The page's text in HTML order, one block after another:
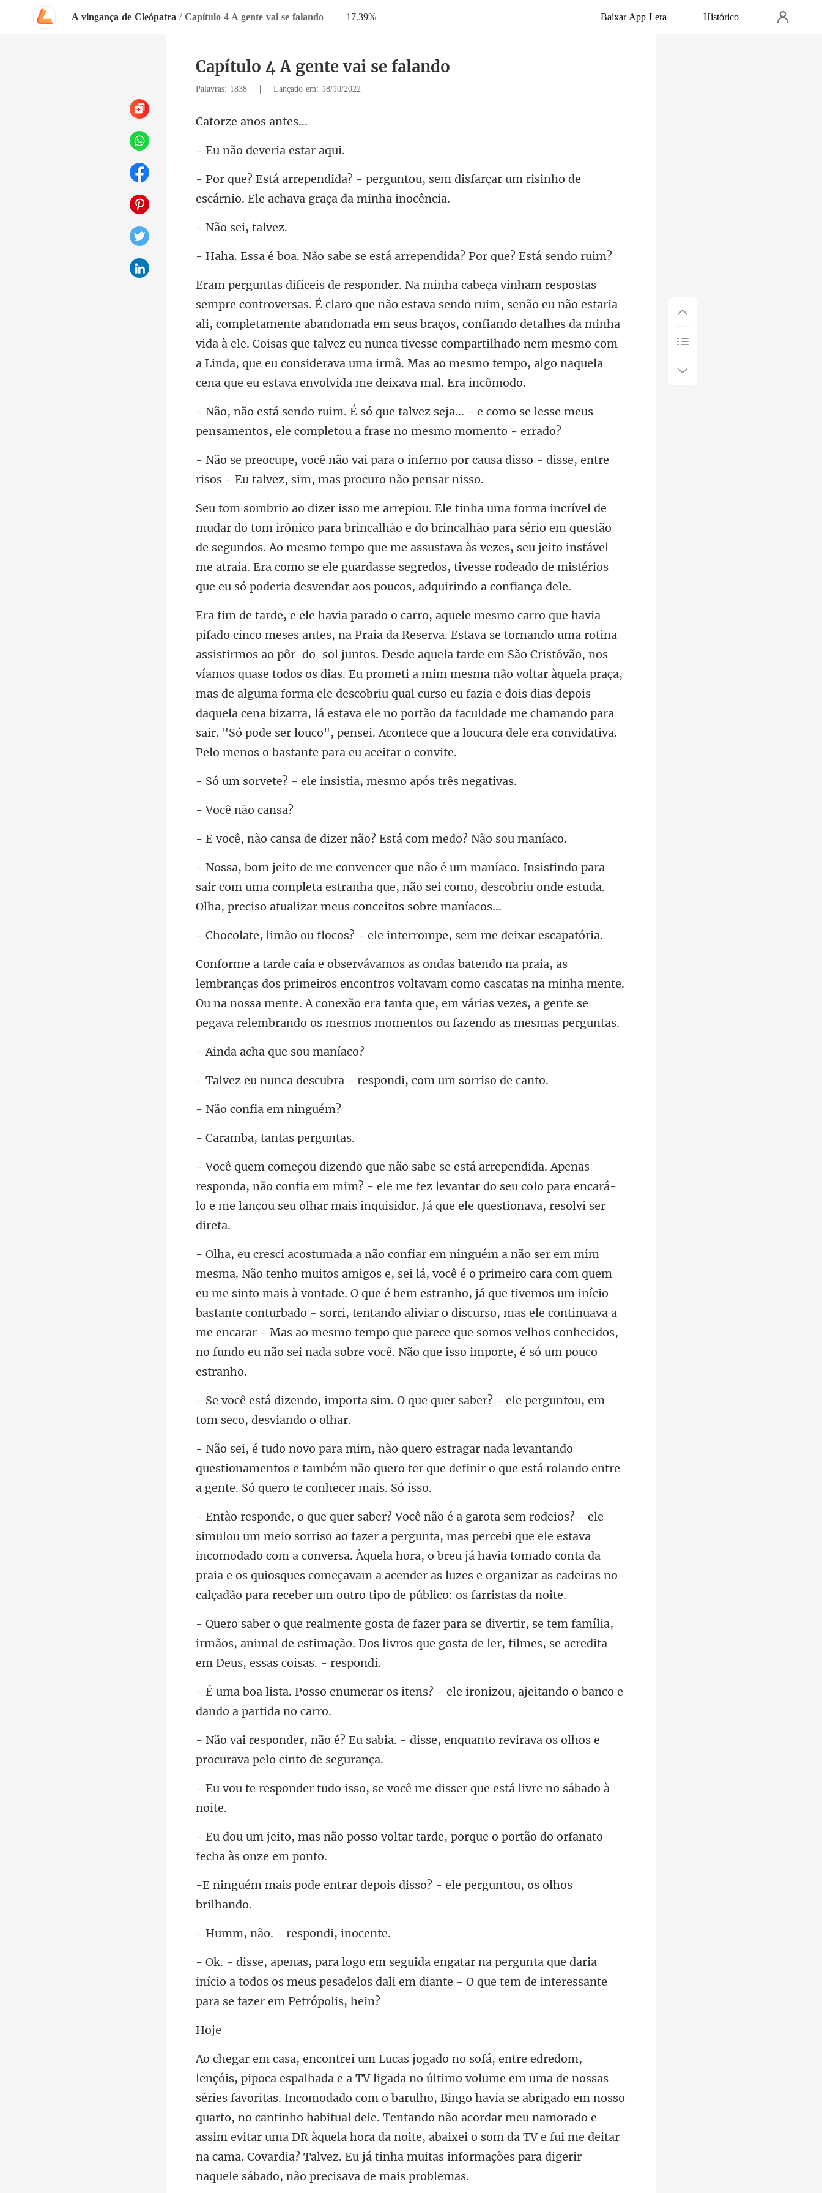
A vingança de Cleópatra / Capítulo 4 A gente vai se falando | 17.39% Baixar App Lera Histórico
Capítulo 4 A gente vai se falando
Palavras: 1838 | Lançado em: 18/10/2022
anos a
deveria e
ou, sem disfarçar um risinho de
escárn
sei, t
abe se está arrependida?
taria
ali, completamente abandonada em seus braços, confiando detalhes da minha
vida à ele. Coisas que talvez eu nunca tivesse compartilhado n
eja... - e como se lesse meus
pensamentos, el
rno por causa disso - disse, entre
risos -
alhão para sério em questão
de segundos. Ao mesmo tempo que me assustava às vezes, seu jeito instável
me atraía. Era como
quela tarde em São Cristóvão, nos
víamos quase todos os dias. Eu prometi a mim mesma não voltar àquela praça,
mas de alguma forma ele descobriu qual curso eu fazia e dois dias depois
daquela ce
ele insistia, mesmo
ê não
e dizer não? Está com
para
sair com uma completa estranha que, não sei como, descobriu o
ocos? - ele interrompe,
contros voltavam como cascatas na minha mente.
Ou na nossa mente. A conexão era tanta que, em
cha que s
cubra - respondi, com
nfia em
, tantas
a, não confia em mim? - ele me fez levantar do seu colo para encará-
lo e me
sinto mais à vontade. O que é bem estranho, já que tivemos um início
bastante conturbado - sorri, tentando aliviar o discurso, mas ele continuava a
me
m. O que quer saber? - ele pergunt
tando
questionamentos e também não quero ter que definir o que
s percebi que ele estava
incomodado com a conversa. Àquela hora, o breu já havia tomado conta da
praia e os quiosques come
se tem família,
irmãos, animal de estimação. Dos livros que gos
s itens? - ele ironizou, ajeitando
. - disse, enquanto revirava os olho
sso, se você me disser que e
voltar tarde, porque o portão d
r depois disso? - ele perg
. - respond
ta que daria
início a todos os meus pesadelos dali em diante
o
comodado com o barulho, Bingo havia se abrigado em nosso
quarto, no cantinho habitual dele. Tentando não acordar meu namorado e
assim evitar uma DR àquela hora da